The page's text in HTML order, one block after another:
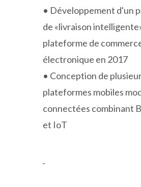
• Développement d'un
de «livraison
plateforme de
électronique en 2017
• Conception de
plateformes mobiles
connectées combinant
et IoT